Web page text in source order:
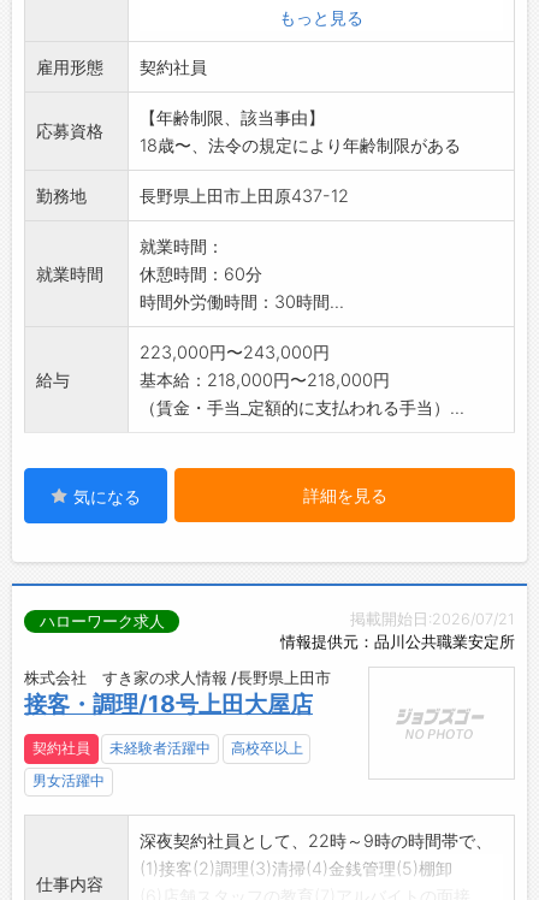
などを行って頂くお仕事です。
変更範囲:変更なし
もっと見る
雇用形態 契約社員
応募資格
【年齢制限、該当事由】
18歳〜、法令の規定により年齢制限がある
勤務地 長野県上田市上田原437-12
就業時間
就業時間：
休憩時間：60分
時間外労働時間：30時間...
給与
223,000円〜243,000円
基本給：218,000円〜218,000円
（賃金・手当_定額的に支払われる手当）...
気になる 詳細を見る
掲載開始日:2026/07/21
情報提供元：品川公共職業安定所
ハローワーク求人
株式会社 すき家の求人情報 /長野県上田市
接客・調理/18号上田大屋店
契約社員 未経験者活躍中
高校卒以上
男女活躍中
仕事内容
深夜契約社員として、22時～9時の時間帯で、
(1)接客(2)調理(3)清掃(4)金銭管理(5)棚卸